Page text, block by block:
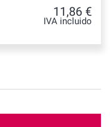
11,86 €
IVA incluido